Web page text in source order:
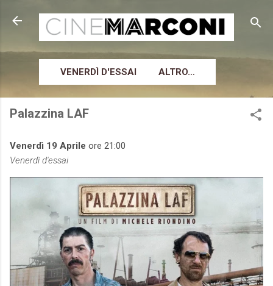
Passa ai contenuti principali
VENERDÌ D'ESSAI ALTRO…
Palazzina LAF
Venerdì 19 Aprile ore 21:00
Venerdì d'essai